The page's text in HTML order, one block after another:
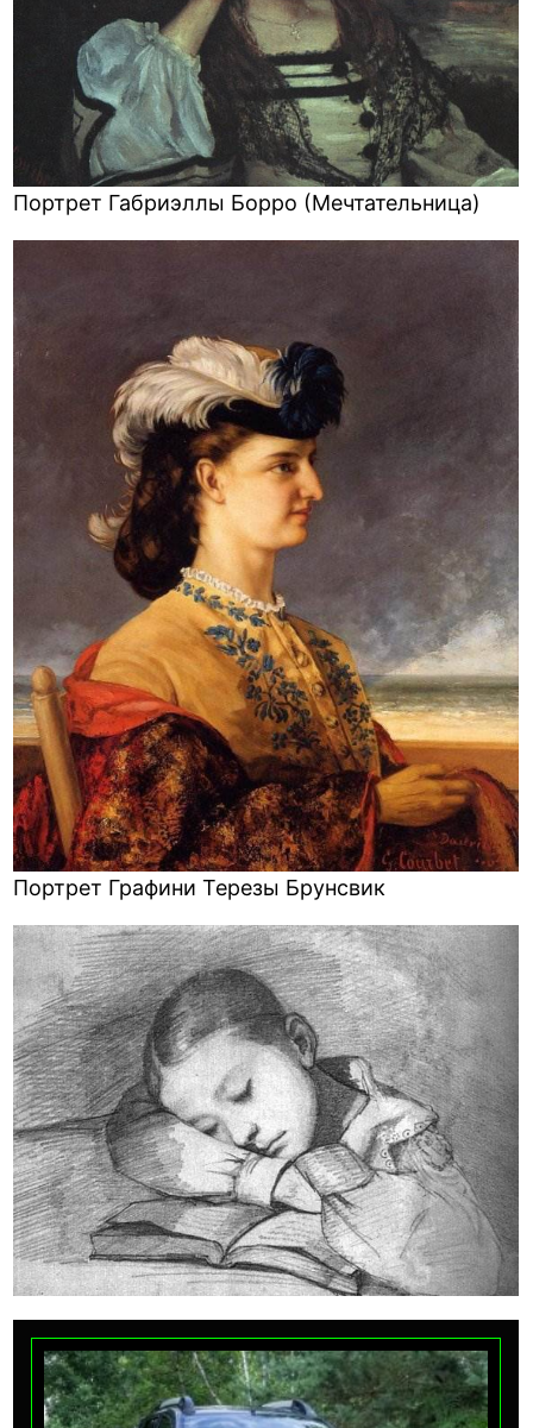
Портрет Габриэллы Борро (Мечтательница)
Портрет Графини Терезы Брунсвик